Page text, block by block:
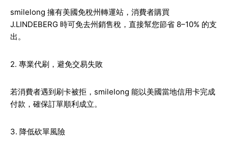
smilelong 擁有美國免稅州轉運站，消費者購買
J.LINDEBERG 時可免去州銷售稅，直接幫您節省 8–10% 的支
出。
2. 專業代刷，避免交易失敗
若消費者遇到刷卡被拒，smilelong 能以美國當地信用卡完成
付款，確保訂單順利成立。
3. 降低砍單風險